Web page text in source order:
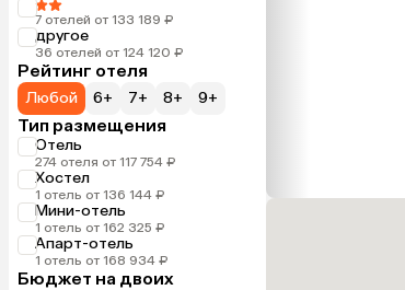
7 отелей от 133 189 ₽
другое
36 отелей от 124 120 ₽
Рейтинг отеля
Любой 6+ 7+ 8+ 9+
Тип размещения
Отель
274 отеля от 117 754 ₽
Хостел
1 отель от 136 144 ₽
Мини-отель
1 отель от 162 325 ₽
Апарт-отель
1 отель от 168 934 ₽
Бюджет на двоих